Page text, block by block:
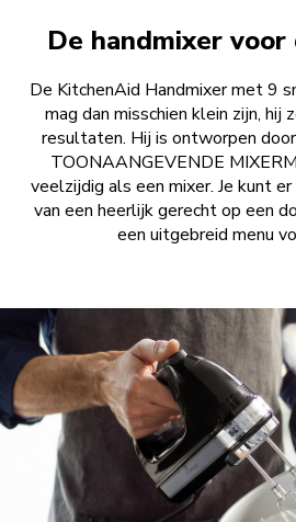
De handmixer
De KitchenAid Handmixer met 9
mag dan misschien klein zijn,
resultaten. Hij is ontworpen
TOONAANGEVENDE
veelzijdig als een mixer. Je kunt
van een heerlijk gerecht op een
een uitgebreid menu